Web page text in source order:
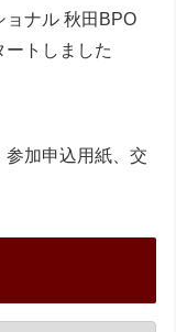
ョナル 秋田BPO
ートしました
加申込用紙、交